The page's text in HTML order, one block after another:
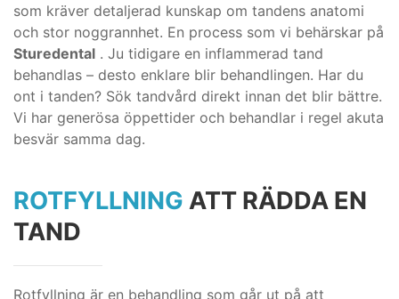
som kräver detaljerad kunskap om tandens anatomi
och stor noggrannhet. En process som vi behärskar på
Sturedental . Ju tidigare en inflammerad tand
behandlas – desto enklare blir behandlingen. Har du
ont i tanden? Sök tandvård direkt innan det blir bättre.
Vi har generösa öppettider och behandlar i regel akuta
besvär samma dag.
ROTFYLLNING ATT RÄDDA EN
TAND
Rotfyllning är en behandling som går ut på att